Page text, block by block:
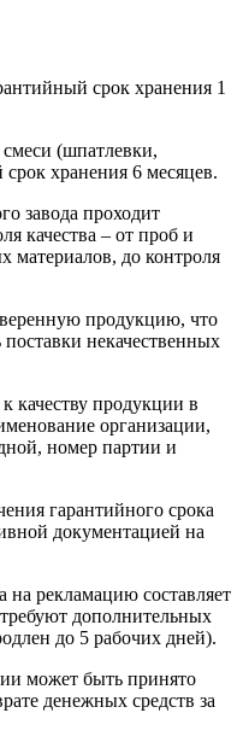
срок хранения 1
(шпатлевки,
хранения 6 месяцев.
завода проходит
качества – от проб и
материалов, до контроля
продукцию, что
некачественных
качеству продукции в
организации,
номер партии и
гарантийного срока
документацией на
на рекламацию составляет
дополнительных
до 5 рабочих дней).
может быть принято
денежных средств за